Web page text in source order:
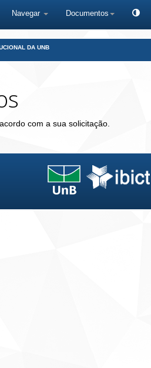
Navegar Documentos
DA UNB
com a sua solicitação.